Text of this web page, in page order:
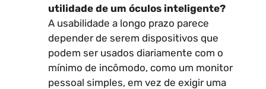
utilidade de um óculos inteligente?
A usabilidade a longo prazo parece
depender de serem dispositivos que
podem ser usados diariamente com o
mínimo de incômodo, como um monitor
pessoal simples, em vez de exigir uma